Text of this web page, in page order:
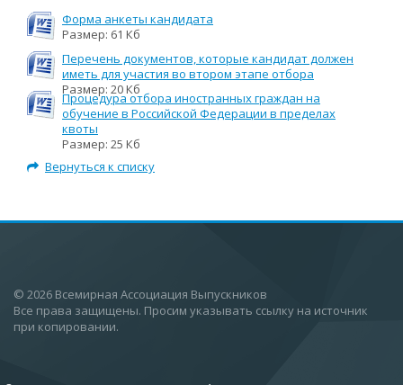
Форма анкеты кандидата
Размер: 61 Кб
Перечень документов, которые кандидат должен
иметь для участия во втором этапе отбора
Размер: 20 Кб
Процедура отбора иностранных граждан на
обучение в Российской Федерации в пределах
квоты
Размер: 25 Кб
Вернуться к списку
© 2026 Всемирная Ассоциация Выпускников
Все права защищены. Просим указывать ссылку на источник
при копировании.